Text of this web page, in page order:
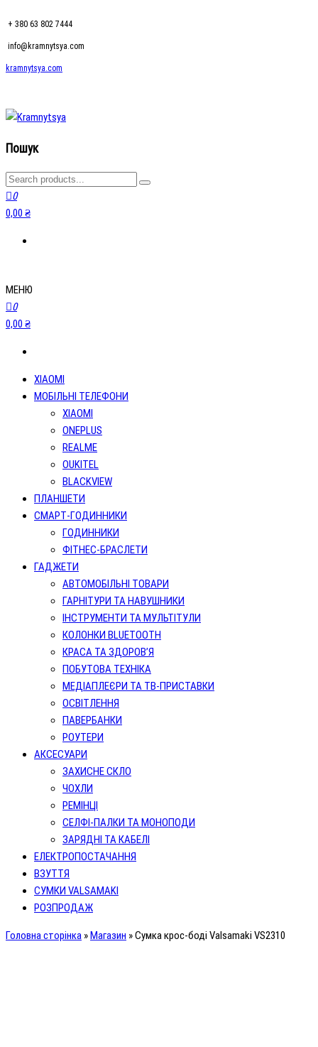
+ 380 63 802 7444
info@kramnytsya.com
kramnytsya.com
kramnytsya.com
Розумний вибір
Пошук
0
0,00 ₴
МЕНЮ
0
0,00 ₴
XIAOMI
МОБІЛЬНІ ТЕЛЕФОНИ
XIAOMI
ONEPLUS
REALME
OUKITEL
BLACKVIEW
ПЛАНШЕТИ
СМАРТ-ГОДИННИКИ
ГОДИННИКИ
ФІТНЕС-БРАСЛЕТИ
ГАДЖЕТИ
АВТОМОБІЛЬНІ ТОВАРИ
ГАРНІТУРИ ТА НАВУШНИКИ
ІНСТРУМЕНТИ ТА МУЛЬТІТУЛИ
КОЛОНКИ BLUETOOTH
КРАСА ТА ЗДОРОВ’Я
ПОБУТОВА ТЕХНІКА
МЕДІАПЛЕЄРИ ТА ТВ-ПРИСТАВКИ
ОСВІТЛЕННЯ
ПАВЕРБАНКИ
РОУТЕРИ
АКСЕСУАРИ
ЗАХИСНЕ СКЛО
ЧОХЛИ
РЕМІНЦІ
СЕЛФІ-ПАЛКИ ТА МОНОПОДИ
ЗАРЯДНІ ТА КАБЕЛІ
ЕЛЕКТРОПОСТАЧАННЯ
ВЗУТТЯ
СУМКИ VALSAMAKI
РОЗПРОДАЖ
Головна сторінка »Магазин »Сумка крос-боді Valsamaki VS2310